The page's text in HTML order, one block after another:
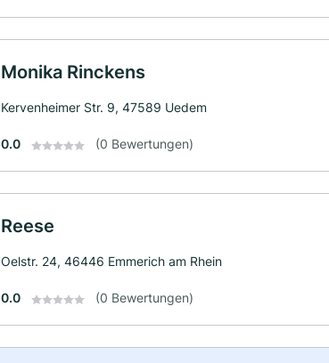
Monika Rinckens
Kervenheimer Str. 9, 47589 Uedem
0.0 (0 Bewertungen)
Reese
Oelstr. 24, 46446 Emmerich am Rhein
0.0 (0 Bewertungen)